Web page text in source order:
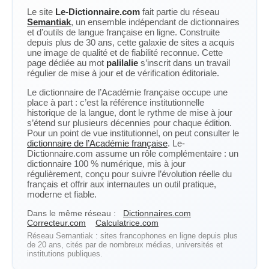
Le site Le-Dictionnaire.com fait partie du réseau
Semantiak, un ensemble indépendant de dictionnaires
et d’outils de langue française en ligne. Construite
depuis plus de 30 ans, cette galaxie de sites a acquis
une image de qualité et de fiabilité reconnue. Cette
page dédiée au mot palilalie s’inscrit dans un travail
régulier de mise à jour et de vérification éditoriale.
Le dictionnaire de l’Académie française occupe une
place à part : c’est la référence institutionnelle
historique de la langue, dont le rythme de mise à jour
s’étend sur plusieurs décennies pour chaque édition.
Pour un point de vue institutionnel, on peut consulter le
dictionnaire de l’Académie française. Le-
Dictionnaire.com assume un rôle complémentaire : un
dictionnaire 100 % numérique, mis à jour
régulièrement, conçu pour suivre l’évolution réelle du
français et offrir aux internautes un outil pratique,
moderne et fiable.
Dans le même réseau :
Dictionnaires.com
Correcteur.com
Calculatrice.com
Réseau Semantiak : sites francophones en ligne depuis plus
de 20 ans, cités par de nombreux médias, universités et
institutions publiques.